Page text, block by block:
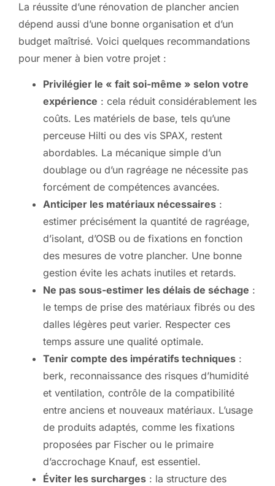
La réussite d’une rénovation de plancher ancien
dépend aussi d’une bonne organisation et d’un
budget maîtrisé. Voici quelques recommandations
pour mener à bien votre projet :
Privilégier le « fait soi-même » selon votre
expérience : cela réduit considérablement les
coûts. Les matériels de base, tels qu’une
perceuse Hilti ou des vis SPAX, restent
abordables. La mécanique simple d’un
doublage ou d’un ragréage ne nécessite pas
forcément de compétences avancées.
Anticiper les matériaux nécessaires :
estimer précisément la quantité de ragréage,
d’isolant, d’OSB ou de fixations en fonction
des mesures de votre plancher. Une bonne
gestion évite les achats inutiles et retards.
Ne pas sous-estimer les délais de séchage :
le temps de prise des matériaux fibrés ou des
dalles légères peut varier. Respecter ces
temps assure une qualité optimale.
Tenir compte des impératifs techniques :
berk, reconnaissance des risques d’humidité
et ventilation, contrôle de la compatibilité
entre anciens et nouveaux matériaux. L’usage
de produits adaptés, comme les fixations
proposées par Fischer ou le primaire
d’accrochage Knauf, est essentiel.
Éviter les surcharges : la structure des